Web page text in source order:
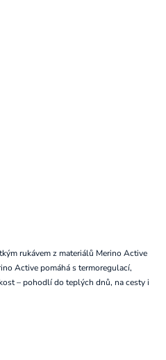
rukávem z materiálů Merino Active
Active pomáhá s termoregulací,
– pohodlí do teplých dnů, na cesty i